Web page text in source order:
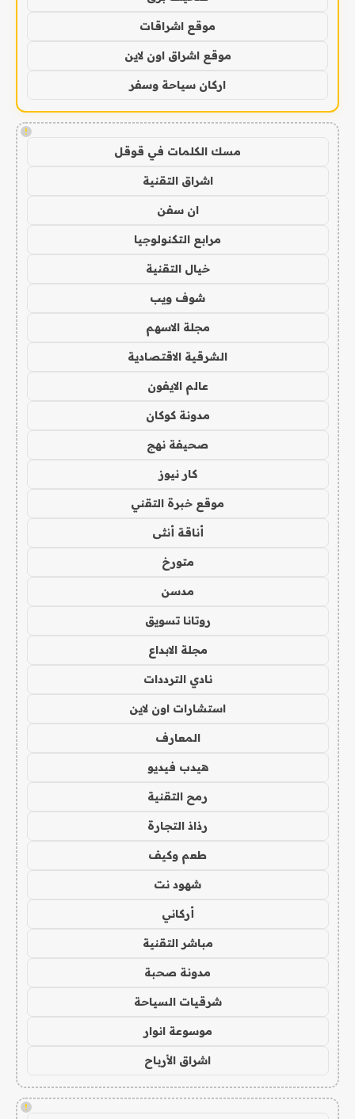
موقع اشراقات
موقع اشراق اون لاين
اركان سياحة وسفر
!
مسك الكلمات في قوقل
اشراق التقنية
ان سفن
مرابع التكنولوجيا
خيال التقنية
شوف ويب
مجلة الاسهم
الشرقية الاقتصادية
عالم الايفون
مدونة كوكان
صحيفة نهج
كار نيوز
موقع خبرة التقني
أناقة أنثى
متورخ
مدسن
روتانا تسويق
مجلة الابداع
نادي الترددات
استشارات اون لاين
المعارف
هيدب فيديو
رمح التقنية
رذاذ التجارة
طعم وكيف
شهود نت
أركاني
مباشر التقنية
مدونة صحبة
شرقيات السياحة
موسوعة انوار
اشراق الأرباح
!